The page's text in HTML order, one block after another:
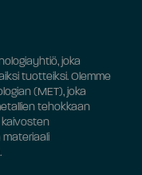
joka
tuotteiksi. Olemme
(MET), joka
tehokkaan
materiaali